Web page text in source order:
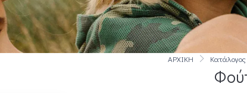
ΑΡΧΙΚΗ Κατάλογος